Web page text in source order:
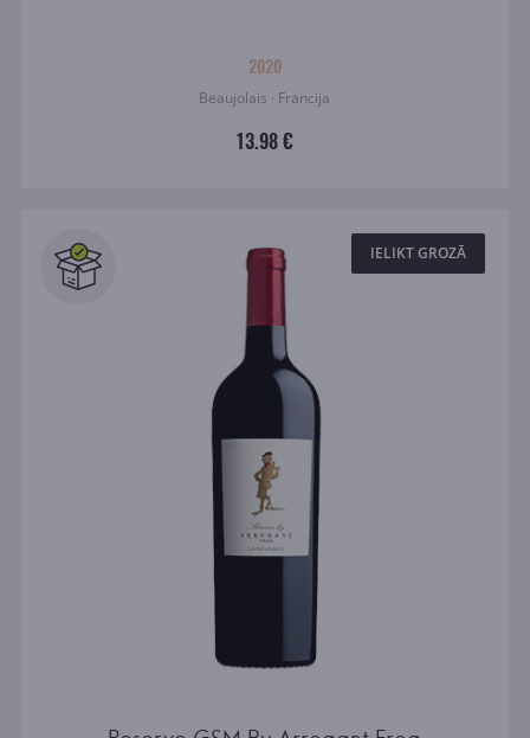
2020
Beaujolais · Francija
13.98 €
IELIKT GROZĀ